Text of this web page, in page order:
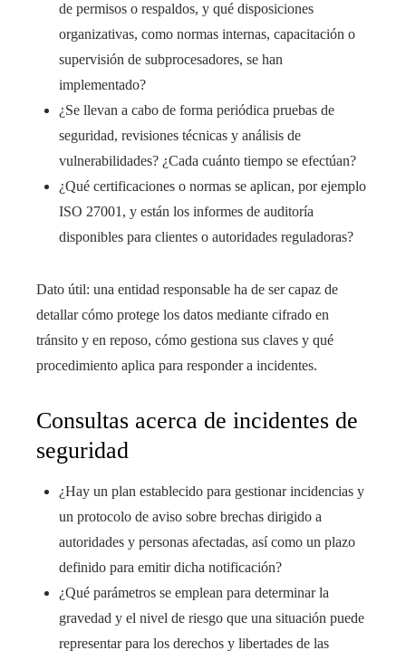
de permisos o respaldos, y qué disposiciones
organizativas, como normas internas, capacitación o
supervisión de subprocesadores, se han
implementado?
¿Se llevan a cabo de forma periódica pruebas de
seguridad, revisiones técnicas y análisis de
vulnerabilidades? ¿Cada cuánto tiempo se efectúan?
¿Qué certificaciones o normas se aplican, por ejemplo
ISO 27001, y están los informes de auditoría
disponibles para clientes o autoridades reguladoras?
Dato útil: una entidad responsable ha de ser capaz de
detallar cómo protege los datos mediante cifrado en
tránsito y en reposo, cómo gestiona sus claves y qué
procedimiento aplica para responder a incidentes.
Consultas acerca de incidentes de
seguridad
¿Hay un plan establecido para gestionar incidencias y
un protocolo de aviso sobre brechas dirigido a
autoridades y personas afectadas, así como un plazo
definido para emitir dicha notificación?
¿Qué parámetros se emplean para determinar la
gravedad y el nivel de riesgo que una situación puede
representar para los derechos y libertades de las